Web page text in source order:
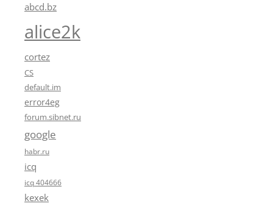
abcd.bz
alice2k
cortez
CS
default.im
error4eg
forum.sibnet.ru
google
habr.ru
icq
icq 404666
kexek